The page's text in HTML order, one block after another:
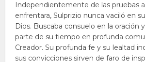
Independientemente de las pruebas
enfrentara, Sulprizio nunca vaciló en
Dios. Buscaba consuelo en la oración
parte de su tiempo en profunda
Creador. Su profunda fe y su lealtad
sus convicciones sirven de faro de